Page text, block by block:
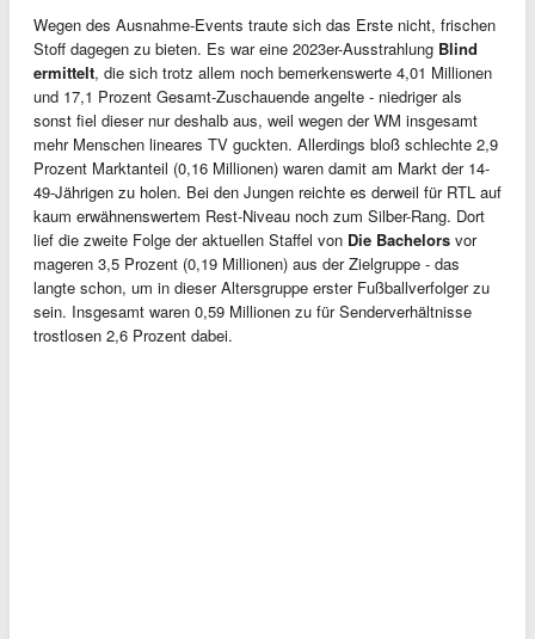
Wegen des Ausnahme-Events traute sich das Erste nicht, frischen
Stoff dagegen zu bieten. Es war eine 2023er-Ausstrahlung Blind
ermittelt, die sich trotz allem noch bemerkenswerte 4,01 Millionen
und 17,1 Prozent Gesamt-Zuschauende angelte - niedriger als
sonst fiel dieser nur deshalb aus, weil wegen der WM insgesamt
mehr Menschen lineares TV guckten. Allerdings bloß schlechte 2,9
Prozent Marktanteil (0,16 Millionen) waren damit am Markt der 14-
49-Jährigen zu holen. Bei den Jungen reichte es derweil für RTL auf
kaum erwähnenswertem Rest-Niveau noch zum Silber-Rang. Dort
lief die zweite Folge der aktuellen Staffel von Die Bachelors vor
mageren 3,5 Prozent (0,19 Millionen) aus der Zielgruppe - das
langte schon, um in dieser Altersgruppe erster Fußballverfolger zu
sein. Insgesamt waren 0,59 Millionen zu für Senderverhältnisse
trostlosen 2,6 Prozent dabei.